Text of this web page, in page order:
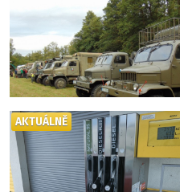
AKTUÁLNĚ